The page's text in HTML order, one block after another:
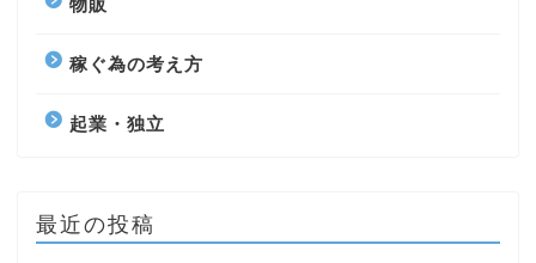
物販
稼ぐ為の考え方
起業・独立
最近の投稿